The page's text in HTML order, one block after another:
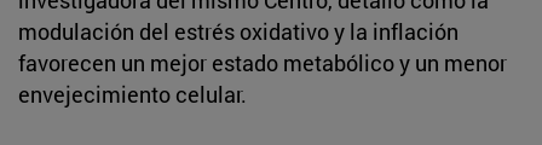
modulación del estrés oxidativo y la inflación
favorecen un mejor estado metabólico y un menor
envejecimiento celular.